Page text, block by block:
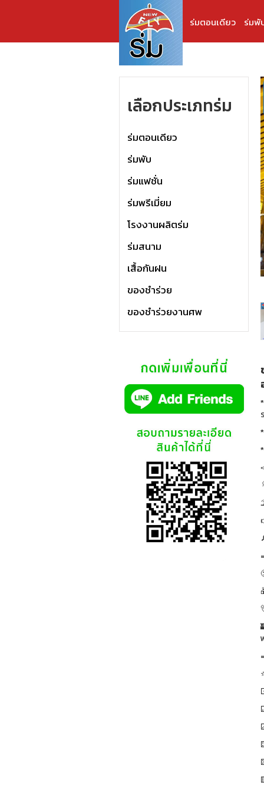
ร่มตอนเดียว ร่มพั
เลือกประเภทร่ม
ร่มตอนเดียว
ร่มพับ
ร่มแฟชั่น
ร่มพรีเมี่ยม
โรงงานผลิตร่ม
ร่มสนาม
เสื้อกันฝน
ของชำร่วย
ของชำร่วยงานศพ